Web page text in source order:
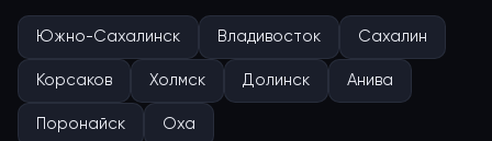
Южно-Сахалинск Владивосток Сахалин
Корсаков Холмск Долинск Анива
Поронайск Оха